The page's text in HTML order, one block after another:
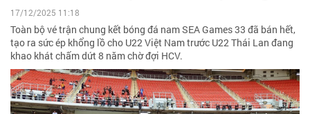
17/12/2025 11:18
Toàn bộ vé trận chung kết bóng đá nam SEA Games 33 đã bán hết,
tạo ra sức ép khổng lồ cho U22 Việt Nam trước U22 Thái Lan đang
khao khát chấm dứt 8 năm chờ đợi HCV.